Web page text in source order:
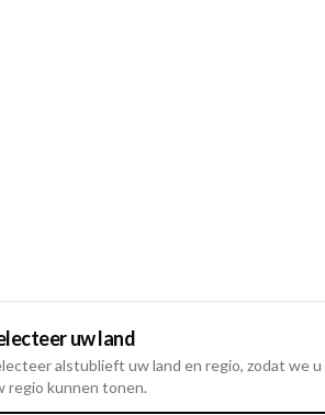
uw land
alstublieft uw land en regio, zodat we
regio kunnen tonen.